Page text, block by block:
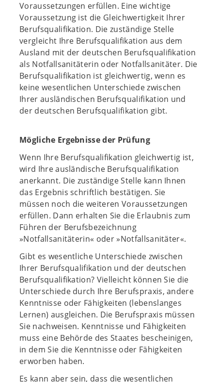
Voraussetzungen erfüllen. Eine wichtige
Voraussetzung ist die Gleichwertigkeit Ihrer
Berufsqualifikation. Die zuständige Stelle
vergleicht Ihre Berufsqualifikation aus dem
Ausland mit der deutschen Berufsqualifikation
als Notfallsanitäterin oder Notfallsanitäter. Die
Berufsqualifikation ist gleichwertig, wenn es
keine wesentlichen Unterschiede zwischen
Ihrer ausländischen Berufsqualifikation und
der deutschen Berufsqualifikation gibt.
Mögliche Ergebnisse der Prüfung
Wenn Ihre Berufsqualifikation gleichwertig ist,
wird Ihre ausländische Berufsqualifikation
anerkannt. Die zuständige Stelle kann Ihnen
das Ergebnis schriftlich bestätigen. Sie
müssen noch die weiteren Voraussetzungen
erfüllen. Dann erhalten Sie die Erlaubnis zum
Führen der Berufsbezeichnung
»Notfallsanitäterin« oder »Notfallsanitäter«.
Gibt es wesentliche Unterschiede zwischen
Ihrer Berufsqualifikation und der deutschen
Berufsqualifikation? Vielleicht können Sie die
Unterschiede durch Ihre Berufspraxis, andere
Kenntnisse oder Fähigkeiten (lebenslanges
Lernen) ausgleichen. Die Berufspraxis müssen
Sie nachweisen. Kenntnisse und Fähigkeiten
muss eine Behörde des Staates bescheinigen,
in dem Sie die Kenntnisse oder Fähigkeiten
erworben haben.
Es kann aber sein, dass die wesentlichen